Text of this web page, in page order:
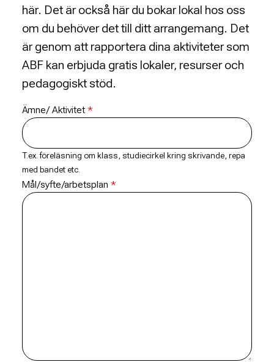
här. Det är också här du bokar lokal hos oss
om du behöver det till ditt arrangemang. Det
är genom att rapportera dina aktiviteter som
ABF kan erbjuda gratis lokaler, resurser och
pedagogiskt stöd.
Ämne/ Aktivitet
T.ex. föreläsning om klass, studiecirkel kring skrivande, repa
med bandet etc.
Mål/syfte/arbetsplan